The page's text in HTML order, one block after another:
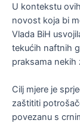
U kontekstu
novost koja bi
Vlada BiH
tekućih naftnih
praksama nekih
Cilj mjere je
zaštititi
povezanu s